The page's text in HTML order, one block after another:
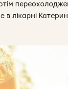
в лікарні